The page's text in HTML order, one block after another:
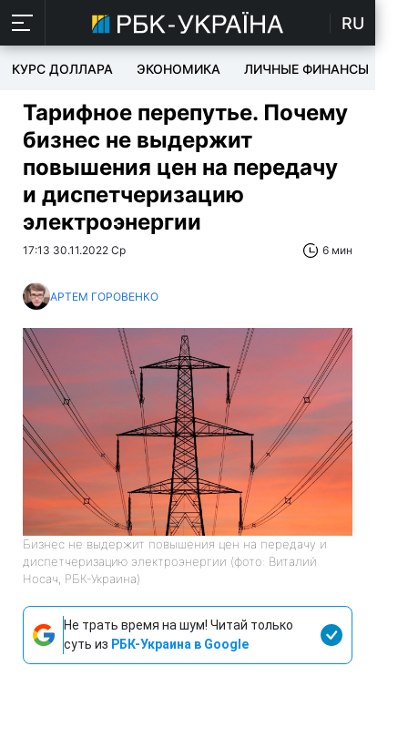
RU
КУРС ДОЛЛАРА ЭКОНОМИКА ЛИЧНЫЕ ФИНАНСЫ
Тарифное перепутье. Почему
бизнес не выдержит
повышения цен на передачу
и диспетчеризацию
электроэнергии
17:13 30.11.2022 Ср 6 мин
АРТЕМ ГОРОВЕНКО
Бизнес не выдержит повышения цен на передачу и
диспетчеризацию электроэнергии (фото: Виталий
Носач, РБК-Украина)
Не трать время на шум! Читай только
суть из РБК-Украина в Google